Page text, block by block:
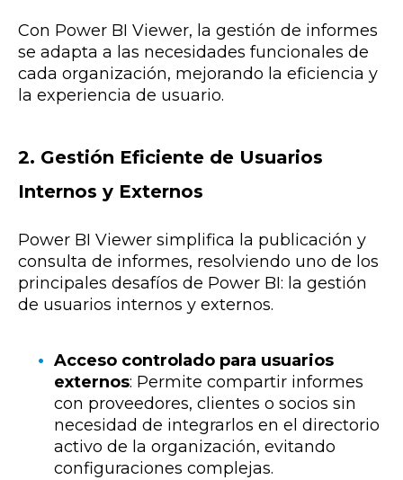
Con Power BI Viewer, la gestión de informes
se adapta a las necesidades funcionales de
cada organización, mejorando la eficiencia y
la experiencia de usuario.
2. Gestión Eficiente de Usuarios
Internos y Externos
Power BI Viewer simplifica la publicación y
consulta de informes, resolviendo uno de los
principales desafíos de Power BI: la gestión
de usuarios internos y externos.
Acceso controlado para usuarios
externos: Permite compartir informes
con proveedores, clientes o socios sin
necesidad de integrarlos en el directorio
activo de la organización, evitando
configuraciones complejas.